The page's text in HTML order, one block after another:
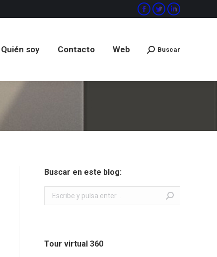
Facebook
TwitterLinkedin
Quién soy Contacto Web Buscar:
Buscar
Buscar en este blog:
Buscar:
Tour virtual 360
Quién soy Contacto Web Buscar:
Buscar